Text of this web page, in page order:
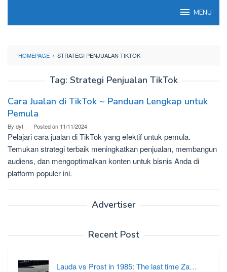
MENU
HOMEPAGE / STRATEGI PENJUALAN TIKTOK
Tag: Strategi Penjualan TikTok
Cara Jualan di TikTok ~ Panduan Lengkap untuk
Pemula
By dyt Posted on 11/11/2024
Pelajari cara jualan di TikTok yang efektif untuk pemula.
Temukan strategi terbaik meningkatkan penjualan, membangun
audiens, dan mengoptimalkan konten untuk bisnis Anda di
platform populer ini.
Advertiser
Recent Post
Lauda vs Prost in 1985: The last time Za…